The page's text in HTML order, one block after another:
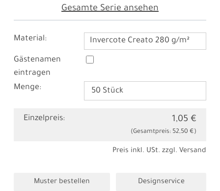
Gesamte Serie ansehen
Material: Invercote Creato 280 g/m²
Gästenamen
eintragen
Menge:
Einzelpreis: 1,05 €
(Gesamtpreis: 52,50 €)
Preis inkl. USt. zzgl. Versand
Muster bestellen Designservice